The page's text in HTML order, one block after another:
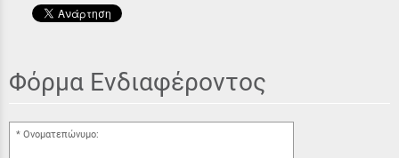
Φόρμα Ενδιαφέροντος
Ονοματεπώνυμο: